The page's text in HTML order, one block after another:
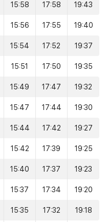
15:58 17:58 19:43
15:56 17:55 19:40
15:54 17:52 19:37
15:51 17:50 19:35
15:49 17:47 19:32
15:47 17:44 19:30
15:44 17:42 19:27
15:42 17:39 19:25
15:40 17:37 19:23
15:37 17:34 19:20
15:35 17:32 19:18